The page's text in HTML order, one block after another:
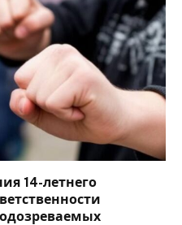
14-летнего